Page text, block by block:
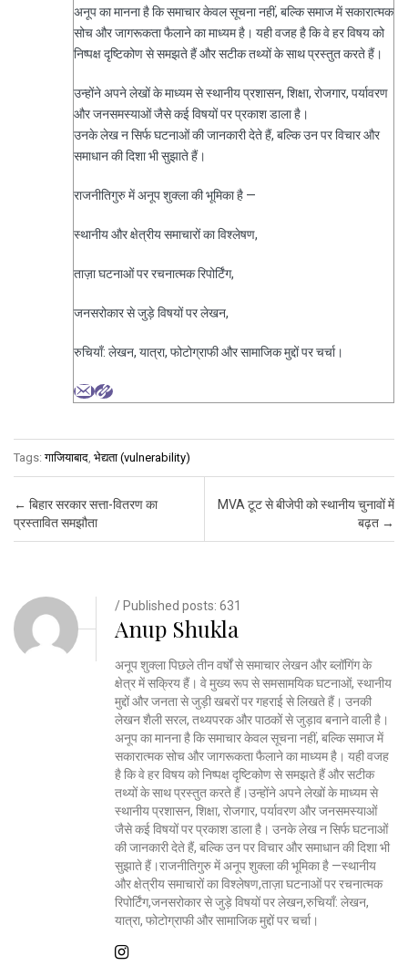
अनूप का मानना है कि समाचार केवल सूचना नहीं, बल्कि समाज में सकारात्मक
सोच और जागरूकता फैलाने का माध्यम है। यही वजह है कि वे हर विषय को
निष्पक्ष दृष्टिकोण से समझते हैं और सटीक तथ्यों के साथ प्रस्तुत करते हैं।
उन्होंने अपने लेखों के माध्यम से स्थानीय प्रशासन, शिक्षा, रोजगार, पर्यावरण
और जनसमस्याओं जैसे कई विषयों पर प्रकाश डाला है।
उनके लेख न सिर्फ घटनाओं की जानकारी देते हैं, बल्कि उन पर विचार और
समाधान की दिशा भी सुझाते हैं।
राजनीतिगुरु में अनूप शुक्ला की भूमिका है —
स्थानीय और क्षेत्रीय समाचारों का विश्लेषण,
ताज़ा घटनाओं पर रचनात्मक रिपोर्टिंग,
जनसरोकार से जुड़े विषयों पर लेखन,
रुचियाँ: लेखन, यात्रा, फोटोग्राफी और सामाजिक मुद्दों पर चर्चा।
Tags:गाजियाबाद भेद्यता (vulnerability)
Post navigation
← बिहार सरकार सत्ता-वितरण का
प्रस्तावित समझौता
MVA टूट से बीजेपी को स्थानीय चुनावों में
बढ़त →
/ Published posts: 631
Anup Shukla
अनूप शुक्ला पिछले तीन वर्षों से समाचार लेखन और ब्लॉगिंग के
क्षेत्र में सक्रिय हैं। वे मुख्य रूप से समसामयिक घटनाओं, स्थानीय
मुद्दों और जनता से जुड़ी खबरों पर गहराई से लिखते हैं। उनकी
लेखन शैली सरल, तथ्यपरक और पाठकों से जुड़ाव बनाने वाली है।
अनूप का मानना है कि समाचार केवल सूचना नहीं, बल्कि समाज में
सकारात्मक सोच और जागरूकता फैलाने का माध्यम है। यही वजह
है कि वे हर विषय को निष्पक्ष दृष्टिकोण से समझते हैं और सटीक
तथ्यों के साथ प्रस्तुत करते हैं।उन्होंने अपने लेखों के माध्यम से
स्थानीय प्रशासन, शिक्षा, रोजगार, पर्यावरण और जनसमस्याओं
जैसे कई विषयों पर प्रकाश डाला है। उनके लेख न सिर्फ घटनाओं
की जानकारी देते हैं, बल्कि उन पर विचार और समाधान की दिशा भी
सुझाते हैं।राजनीतिगुरु में अनूप शुक्ला की भूमिका है —स्थानीय
और क्षेत्रीय समाचारों का विश्लेषण,ताज़ा घटनाओं पर रचनात्मक
रिपोर्टिंग,जनसरोकार से जुड़े विषयों पर लेखन,रुचियाँ: लेखन,
यात्रा, फोटोग्राफी और सामाजिक मुद्दों पर चर्चा।